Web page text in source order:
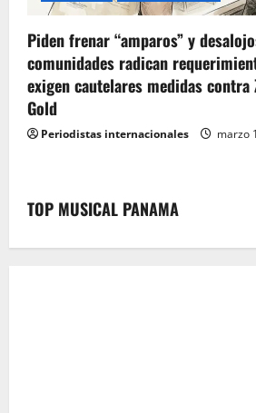
Piden frenar “amparos” y
comunidades radican
exigen cautelares medidas
Gold
Periodistas internacionales marzo
TOP MUSICAL PANAMA